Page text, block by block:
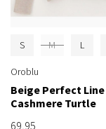
S M L
Oroblu
Beige Perfect Line
Cashmere Turtle
69,95